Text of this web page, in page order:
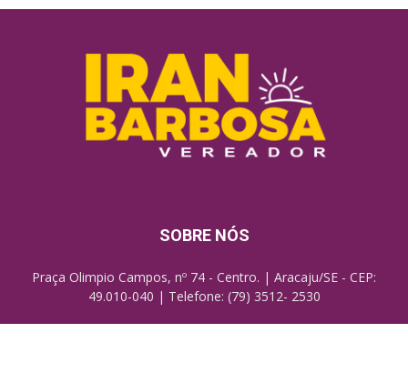
SOBRE NÓS
Praça Olimpio Campos, nº 74 - Centro. | Aracaju/SE - CEP:
49.010-040 | Telefone: (79) 3512- 2530